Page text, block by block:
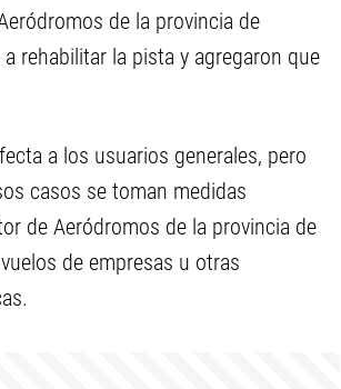
de la provincia de
rehabilitar la pista y agregaron que
a los usuarios generales, pero
casos se toman medidas
de Aeródromos de la provincia de
de empresas u otras